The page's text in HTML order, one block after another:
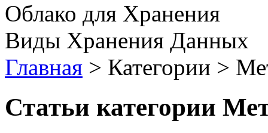
Облако для Хранения
Виды Хранения Данных
Главная > Категории >
Статьи категории